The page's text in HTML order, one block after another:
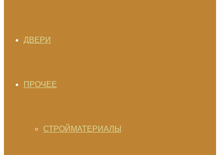
ДВЕРИ
ПРОЧЕЕ
СТРОЙМАТЕРИАЛЫ